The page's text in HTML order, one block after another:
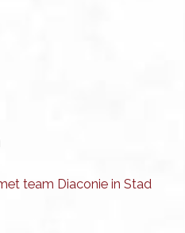
team Diaconie in Stad